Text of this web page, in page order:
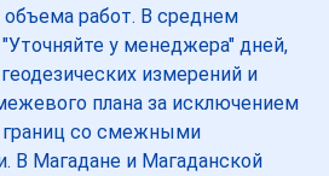
работ. В среднем
у менеджера" дней,
измерений и
плана за исключением
границ со смежными
В Магадане и Магаданской